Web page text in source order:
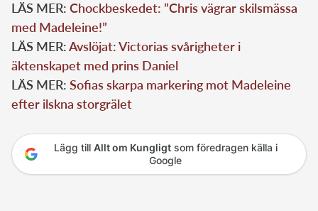
LÄS MER: Chockbeskedet: ”Chris vägrar skilsmässa
med Madeleine!”
LÄS MER:Avslöjat: Victorias svårigheter i
äktenskapet med prins Daniel
LÄS MER: Sofias skarpa markering mot Madeleine
efter ilskna storgrälet
Lägg till Allt om Kungligtsom föredragen källa i
Google